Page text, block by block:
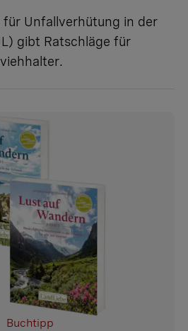
für Unfallverhütung in der
gibt Ratschläge für
Buchtipp